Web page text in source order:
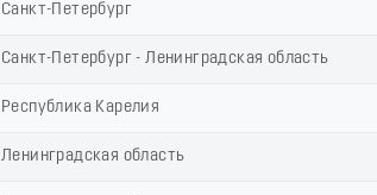
Санкт-Петербург
Санкт-Петербург - Ленинградская область
Республика Карелия
Ленинградская область